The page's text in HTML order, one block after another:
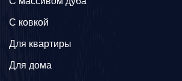
C ковкой
Для квартиры
Для дома